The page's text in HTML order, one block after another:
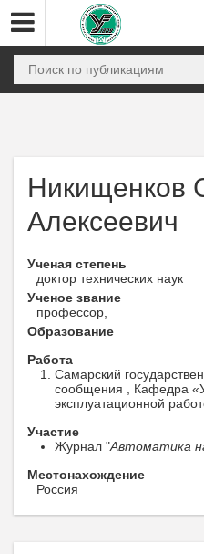
Никищенков
Алексеевич
Ученая степень
доктор технических наук
Ученое звание
профессор,
Образование
Работа
Самарский
сообщения , Кафедра
эксплуатационной
Участие
Журнал "Автоматика
Местонахождение
Россия